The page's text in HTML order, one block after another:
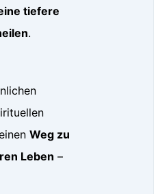
tiefere
.
Weg zu
Leben –